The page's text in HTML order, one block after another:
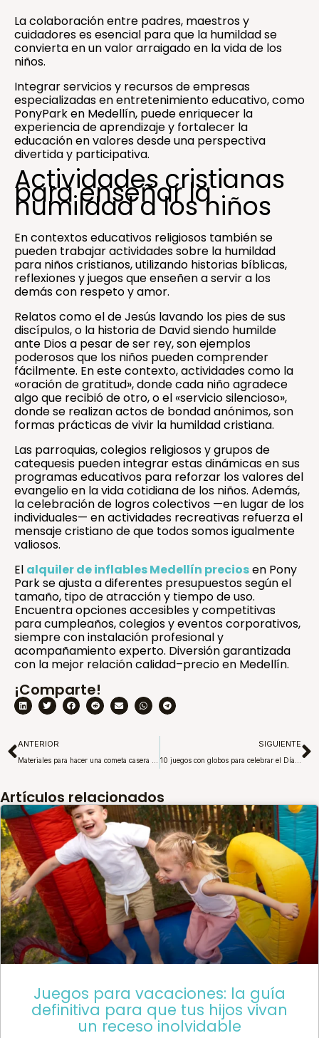
La colaboración entre padres, maestros y
cuidadores es esencial para que la humildad se
convierta en un valor arraigado en la vida de los
niños.
Integrar servicios y recursos de empresas
especializadas en entretenimiento educativo, como
PonyPark en Medellín, puede enriquecer la
experiencia de aprendizaje y fortalecer la
educación en valores desde una perspectiva
divertida y participativa.
Actividades cristianas
para enseñar la
humildad a los niños
En contextos educativos religiosos también se
pueden trabajar actividades sobre la humildad
para niños cristianos, utilizando historias bíblicas,
reflexiones y juegos que enseñen a servir a los
demás con respeto y amor.
Relatos como el de Jesús lavando los pies de sus
discípulos, o la historia de David siendo humilde
ante Dios a pesar de ser rey, son ejemplos
poderosos que los niños pueden comprender
fácilmente. En este contexto, actividades como la
«oración de gratitud», donde cada niño agradece
algo que recibió de otro, o el «servicio silencioso»,
donde se realizan actos de bondad anónimos, son
formas prácticas de vivir la humildad cristiana.
Las parroquias, colegios religiosos y grupos de
catequesis pueden integrar estas dinámicas en sus
programas educativos para reforzar los valores del
evangelio en la vida cotidiana de los niños. Además,
la celebración de logros colectivos —en lugar de los
individuales— en actividades recreativas refuerza el
mensaje cristiano de que todos somos igualmente
valiosos.
El alquiler de inflables Medellín preciosen Pony
Park se ajusta a diferentes presupuestos según el
tamaño, tipo de atracción y tiempo de uso.
Encuentra opciones accesibles y competitivas
para cumpleaños, colegios y eventos corporativos,
siempre con instalación profesional y
acompañamiento experto. Diversión garantizada
con la mejor relación calidad–precio en Medellín.
¡Comparte!
Ant
ANTERIOR SIGUIENTE
Artículos relacionados
Juegos para vacaciones: la guía
definitiva para que tus hijos vivan
un receso inolvidable